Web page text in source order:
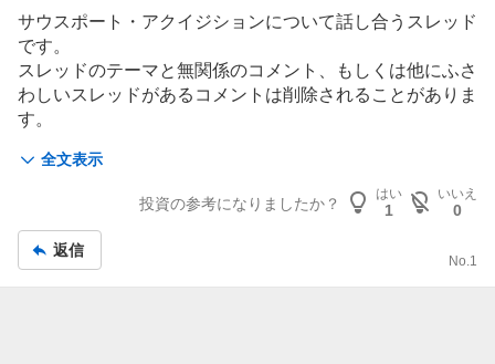
示
板
記
事
全文表示
サウスポート・アクイジションについて話し合うスレッド
です。
スレッドのテーマと無関係のコメント、もしくは他にふさ
わしいスレッドがあるコメントは削除されることがありま
す。
Yahoo!ファイナンスの株式、金融、投資に関するスレッ
ドに参加する場合は、LINEヤフー共通利用規約を再読し
LINEヤフー株式会社は情報の内容や正確さについて責任
を負うことはできません。
投資の参考になりましたか？
はい
1
いいえ
0
返信
No.1